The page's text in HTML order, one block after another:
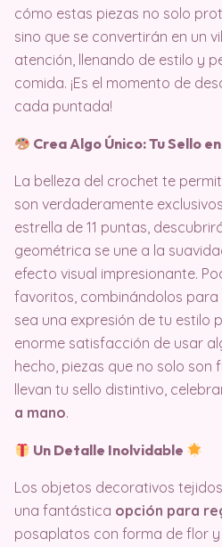
cómo estas piezas no solo
sino que se convertirán en un
atención, llenando de estilo y
comida. ¡Es el momento de
cada puntada!
Crea Algo Único: Tu Sello
La belleza del crochet te
son verdaderamente
estrella de 11 puntas,
geométrica se une a la
efecto visual impresionante.
favoritos, combinándolos
sea una expresión de tu estilo
enorme satisfacción de usar
hecho, piezas que no solo son
llevan tu sello distintivo,
a mano.
Un Detalle Inolvidable
Los objetos decorativos
una fantástica opción para
posaplatos con forma de flor